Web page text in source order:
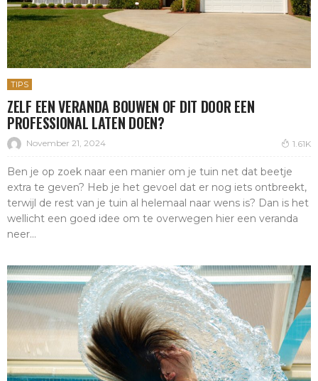
TIPS
ZELF EEN VERANDA BOUWEN OF DIT DOOR EEN
PROFESSIONAL LATEN DOEN?
November 21, 2024 1.61K
Ben je op zoek naar een manier om je tuin net dat beetje
extra te geven? Heb je het gevoel dat er nog iets ontbreekt,
terwijl de rest van je tuin al helemaal naar wens is? Dan is het
wellicht een goed idee om te overwegen hier een veranda
neer...